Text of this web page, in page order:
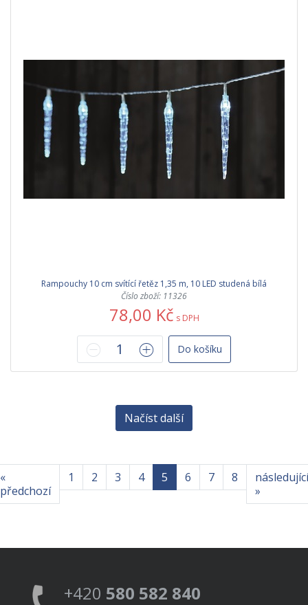
Rampouchy 10 cm svítící řetěz 1,35 m, 10 LED studená bílá
Číslo zboží: 11326
78,00 Kč s DPH
Do košíku
Načíst další
«
předchozí
1 2 3 4 5 6 7 8
následující
»
+420 580 582 840